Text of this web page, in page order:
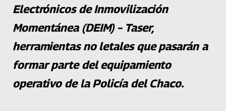
Electrónicos de Inmovilización
Momentánea (DEIM) – Taser,
herramientas no letales que pasarán a
formar parte del equipamiento
operativo de la Policía del Chaco.